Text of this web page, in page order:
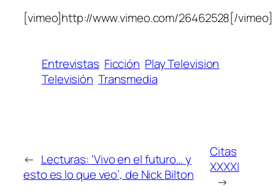
[vimeo]http://www.vimeo.com/26462528[/vimeo]
Entrevistas Ficción Play Television
Televisión Transmedia
← Lecturas: ‘Vivo en el futuro… y
esto es lo que veo’, de Nick Bilton
Citas
XXXXI
→